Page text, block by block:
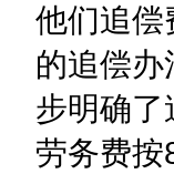
他们追偿
的追偿
步明确
劳务费